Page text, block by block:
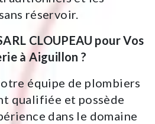
réservoir.
CLOUPEAU pour Vos
à Aiguillon ?
équipe de plombiers
qualifiée et possède
dans le domaine